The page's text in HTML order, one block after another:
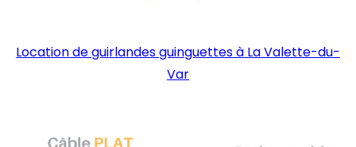
Location de guirlandes guinguettes à La Valette-du-
Var